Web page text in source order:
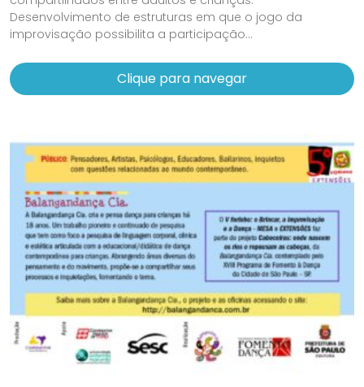
Desenvolvimento de estruturas em que o jogo da
improvisação possibilita a participação...
Clique para navegar